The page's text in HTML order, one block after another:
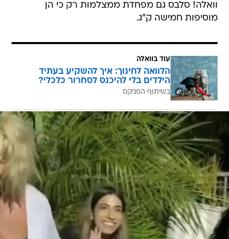
וואלה! סלבס גם מפחדת ממצלמות רק כי הן
מוסיפות חמישה ק"ג.
עוד בוואלה
הלוואה לחינוך: איך להשקיע בעתיד
הילדים בלי להיכנס לסחרור כלכלי?
בשיתוף הפניקס